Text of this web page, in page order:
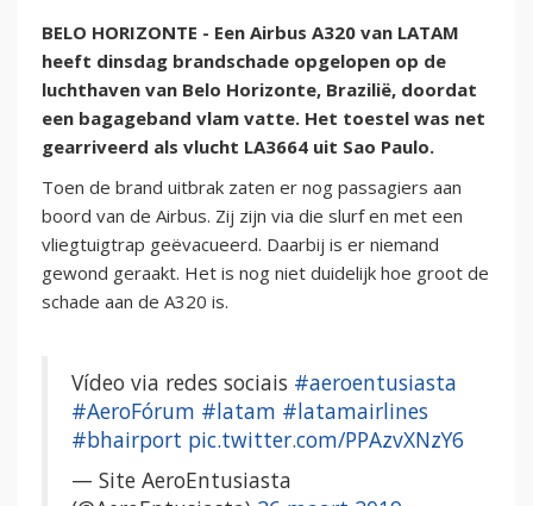
BELO HORIZONTE - Een Airbus A320 van LATAM
heeft dinsdag brandschade opgelopen op de
luchthaven van Belo Horizonte, Brazilië, doordat
een bagageband vlam vatte. Het toestel was net
gearriveerd als vlucht LA3664 uit Sao Paulo.
Toen de brand uitbrak zaten er nog passagiers aan
boord van de Airbus. Zij zijn via die slurf en met een
vliegtuigtrap geëvacueerd. Daarbij is er niemand
gewond geraakt. Het is nog niet duidelijk hoe groot de
schade aan de A320 is.
Vídeo via redes sociais #aeroentusiasta
#AeroFórum #latam #latamairlines
#bhairport pic.twitter.com/PPAzvXNzY6
— Site AeroEntusiasta